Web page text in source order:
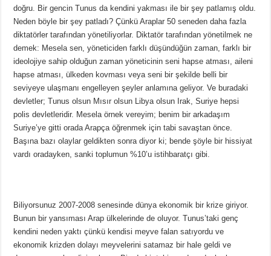
doğru. Bir gencin Tunus da kendini yakması ile bir şey patlamış oldu.
Neden böyle bir şey patladı? Çünkü Araplar 50 seneden daha fazla
diktatörler tarafından yönetiliyorlar. Diktatör tarafından yönetilmek ne
demek: Mesela sen, yöneticiden farklı düşündüğün zaman, farklı bir
ideolojiye sahip olduğun zaman yöneticinin seni hapse atması, aileni
hapse atması, ülkeden kovması veya seni bir şekilde belli bir
seviyeye ulaşmanı engelleyen şeyler anlamına geliyor. Ve buradaki
devletler; Tunus olsun Mısır olsun Libya olsun Irak, Suriye hepsi
polis devletleridir. Mesela örnek vereyim; benim bir arkadaşım
Suriye’ye gitti orada Arapça öğrenmek için tabi savaştan önce.
Başına bazı olaylar geldikten sonra diyor ki; bende şöyle bir hissiyat
vardı oradayken, sanki toplumun %10’u istihbaratçı gibi.
Biliyorsunuz 2007-2008 senesinde dünya ekonomik bir krize giriyor.
Bunun bir yansıması Arap ülkelerinde de oluyor. Tunus’taki genç
kendini neden yaktı çünkü kendisi meyve falan satıyordu ve
ekonomik krizden dolayı meyvelerini satamaz bir hale geldi ve